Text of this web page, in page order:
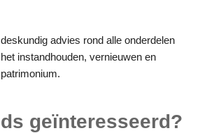
advies rond alle onderdelen
instandhouden, vernieuwen en
geïnteresseerd?